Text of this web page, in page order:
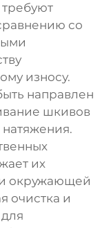
со
износу.
направлен
шкивов
их
окружающей
очистка и